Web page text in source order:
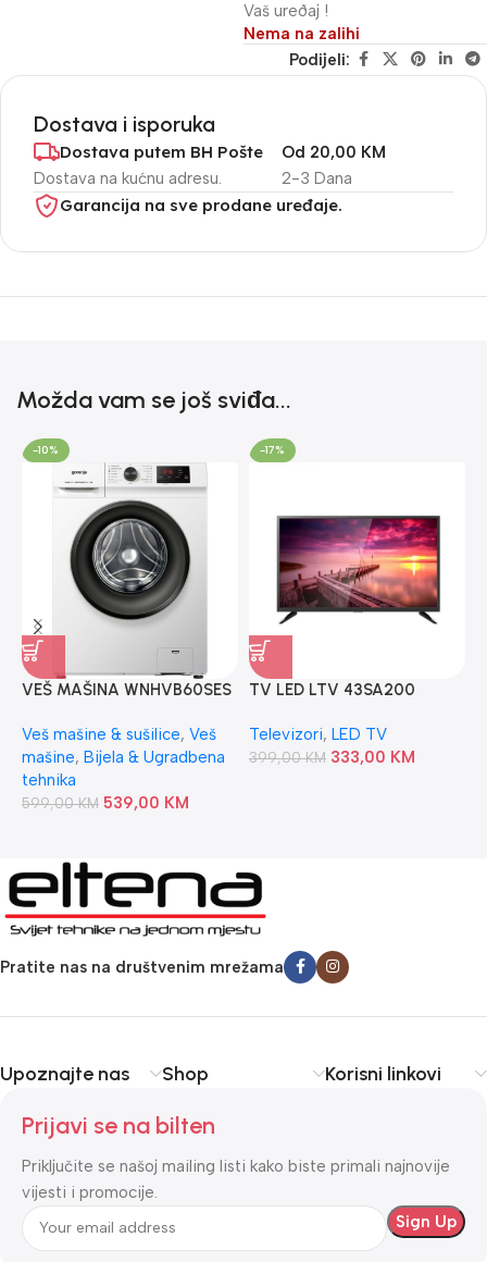
Vaš ureðaj !
Nema na zalihi
Podijeli:
Dostava i isporuka
Dostava putem BH Pošte
Dostava na kućnu adresu. 2-3 Dana
Od 20,00 KM
Garancija na sve prodane uređaje.
Možda vam se još sviđa...
-10%
VEŠ MAŠINA WNHVB60SES
Veš mašine & sušilice, Veš
mašine, Bijela & Ugradbena
tehnika
599,00KM 539,00 KM
-17%
TV LED LTV 43SA200
Televizori, LED TV
399,00KM 333,00 KM
Pratite nas na društvenim mrežama
Upoznajte nas Shop Korisni linkovi
Prijavi se na bilten
Priključite se našoj mailing listi kako biste primali najnovije
vijesti i promocije.